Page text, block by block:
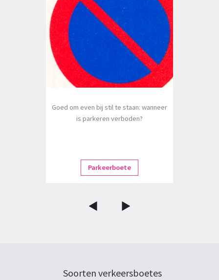
Goed om even bij stil te staan: wanneer
is parkeren verboden?
Parkeerboete
Soorten verkeersboetes